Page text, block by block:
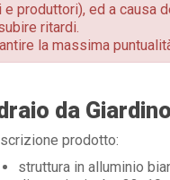
ed a causa
ritardi.
la massima
da
prodotto:
struttura in alluminio